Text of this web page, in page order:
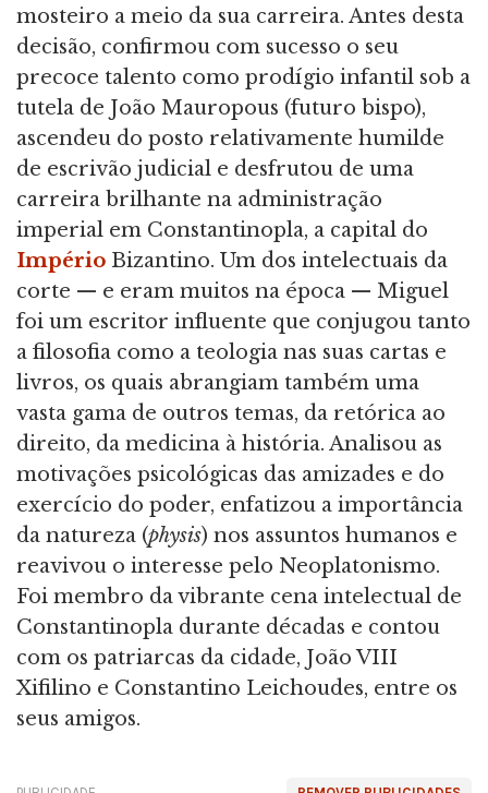
mosteiro a meio da sua carreira. Antes desta
decisão, confirmou com sucesso o seu
precoce talento como prodígio infantil sob a
tutela de João Mauropous (futuro bispo),
ascendeu do posto relativamente humilde
de escrivão judicial e desfrutou de uma
carreira brilhante na administração
imperial em Constantinopla, a capital do
Império Bizantino. Um dos intelectuais da
corte — e eram muitos na época — Miguel
foi um escritor influente que conjugou tanto
a filosofia como a teologia nas suas cartas e
livros, os quais abrangiam também uma
vasta gama de outros temas, da retórica ao
direito, da medicina à história. Analisou as
motivações psicológicas das amizades e do
exercício do poder, enfatizou a importância
da natureza (physis) nos assuntos humanos e
reavivou o interesse pelo Neoplatonismo.
Foi membro da vibrante cena intelectual de
Constantinopla durante décadas e contou
com os patriarcas da cidade, João VIII
Xifilino e Constantino Leichoudes, entre os
seus amigos.